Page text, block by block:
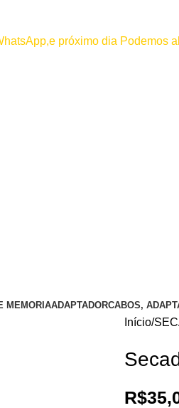
próximo dia Podemos
MEMORIAADAPTADORCABOS,
Início
R$